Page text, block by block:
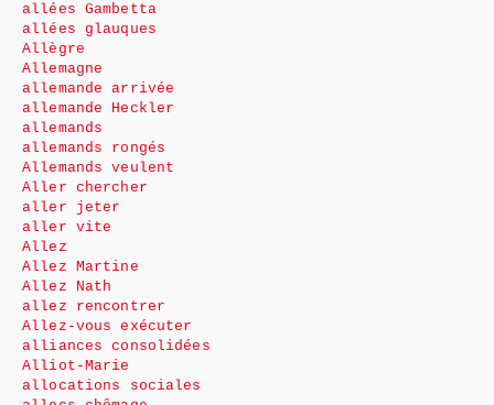
allées Gambetta
allées glauques
Allègre
Allemagne
allemande arrivée
allemande Heckler
allemands
allemands rongés
Allemands veulent
Aller chercher
aller jeter
aller vite
Allez
Allez Martine
Allez Nath
allez rencontrer
Allez-vous exécuter
alliances consolidées
Alliot-Marie
allocations sociales